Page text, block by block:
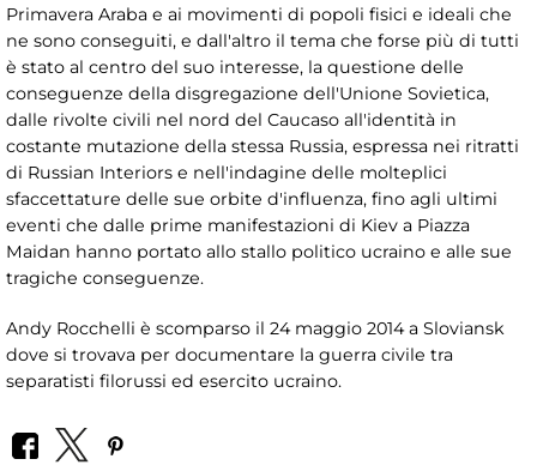
Primavera Araba e ai movimenti di popoli fisici e ideali che
ne sono conseguiti, e dall'altro il tema che forse più di tutti
è stato al centro del suo interesse, la questione delle
conseguenze della disgregazione dell'Unione Sovietica,
dalle rivolte civili nel nord del Caucaso all'identità in
costante mutazione della stessa Russia, espressa nei ritratti
di Russian Interiors e nell'indagine delle molteplici
sfaccettature delle sue orbite d'influenza, fino agli ultimi
eventi che dalle prime manifestazioni di Kiev a Piazza
Maidan hanno portato allo stallo politico ucraino e alle sue
tragiche conseguenze.
Andy Rocchelli è scomparso il 24 maggio 2014 a Sloviansk
dove si trovava per documentare la guerra civile tra
separatisti filorussi ed esercito ucraino.